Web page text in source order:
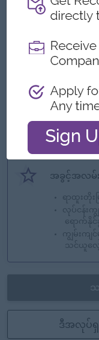
အကျိုးအမ
ကောင်းမွ
သင်အပြေ
အခွင့်အလမ်း
ရာထူးတိုး
လုပ်ငန်းက
ရောက်နိုင်
ကျွမ်းကျ
သင်ယူလေ့
ဒီအလုပ်ရှ